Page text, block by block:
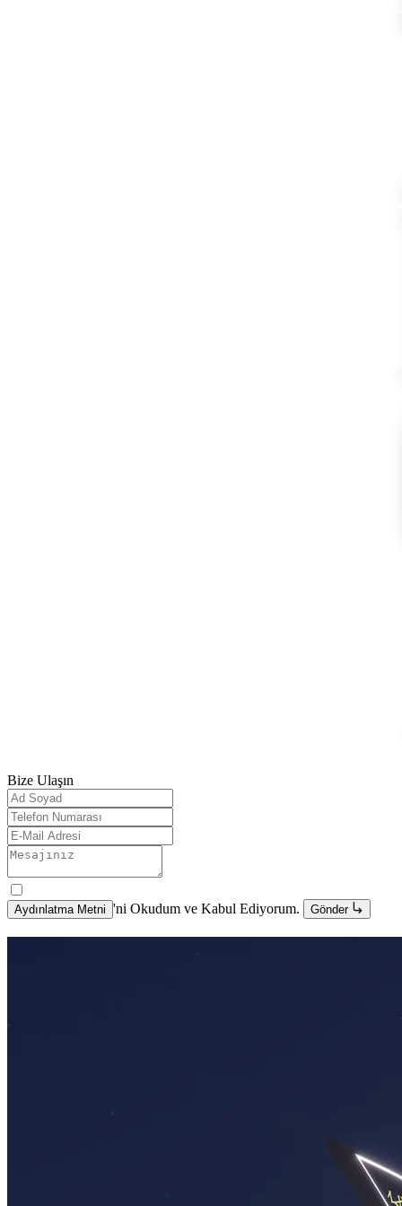
Bize Ulaşın
Aydınlatma Metni 'ni Okudum ve Kabul Ediyorum. Gönder